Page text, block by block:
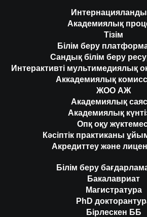
Академиялық
Тізім
Білім беру
Сандық білім беру
Интерактивті мультимедиялық
Аккадемиялық
ЖОО АЖ
Академиялық
Академиялық
Опқ оқу
Кәсіптік практиканы
Акредиттеу және
Білім беру
Бакалавриат
Магистратура
PhD
Бірлескен ББ